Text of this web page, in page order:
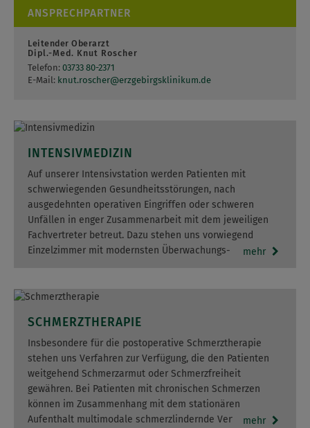
ANSPRECHPARTNER
Leitender Oberarzt
Dipl.-Med. Knut Roscher
Telefon: 03733 80-2371
E-Mail: knut.roscher@erzgebirgsklinikum.de
INTENSIVMEDIZIN
Auf unserer Intensivstation werden Patienten mit
schwerwiegenden Gesundheitsstörungen, nach
ausgedehnten operativen Eingriffen oder schweren
Unfällen in enger Zusammenarbeit mit dem jeweiligen
Fachvertreter betreut. Dazu stehen uns vorwiegend
Einzelzimmer mit modernsten Überwachungs- und
Hi…
mehr
SCHMERZTHERAPIE
Insbesondere für die postoperative Schmerztherapie
stehen uns Verfahren zur Verfügung, die den Patienten
weitgehend Schmerzarmut oder Schmerzfreiheit
gewähren. Bei Patienten mit chronischen Schmerzen
können im Zusammenhang mit dem stationären
Aufenthalt multimodale schmerzlindernde Verfahren
mehr